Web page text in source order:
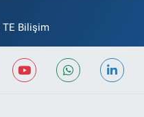
TE Bilişim